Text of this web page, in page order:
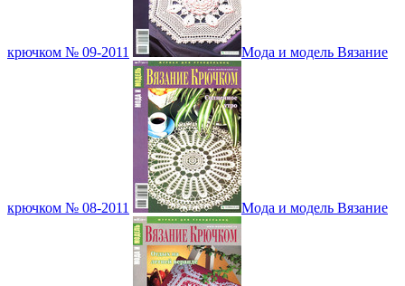
крючком № 09-2011 Мода и модель Вязание
крючком № 08-2011 Мода и модель Вязание